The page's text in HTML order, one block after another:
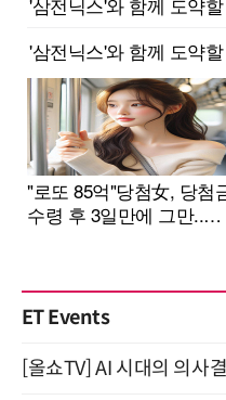
ET Events